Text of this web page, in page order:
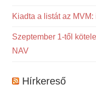
Kiadta a listát az
Szeptember 1-től
NAV
Hírkereső